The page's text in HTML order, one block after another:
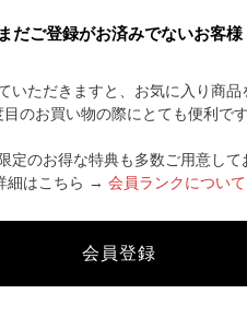
まだご登録がお済みでないお客様
いただきますと、お気に入り商品
目のお買い物の際にとても便利です
定のお得な特典も多数ご用意して
細はこちら → 会員ランクについて
会員登録